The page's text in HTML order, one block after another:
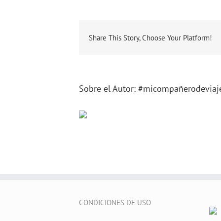
Share This Story, Choose Your Platform!
Sobre el Autor:
CONDICIONES DE USO